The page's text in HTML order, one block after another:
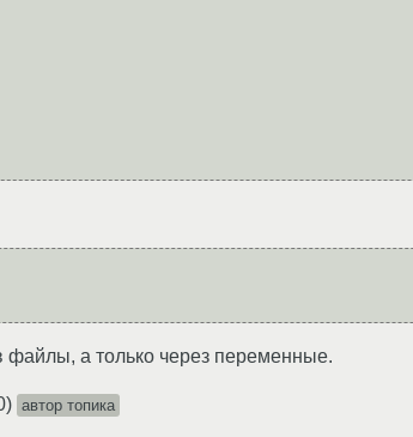
файлы, а только через переменные.
) автор топика